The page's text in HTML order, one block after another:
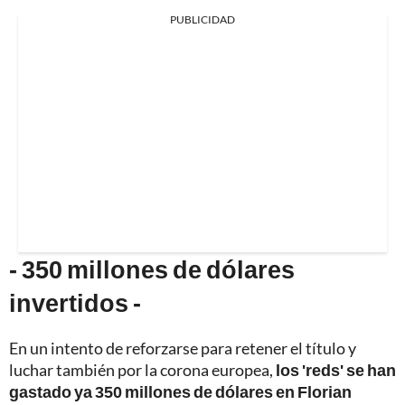
PUBLICIDAD
- 350 millones de dólares
invertidos -
En un intento de reforzarse para retener el título y
luchar también por la corona europea, los 'reds' se han
gastado ya 350 millones de dólares en Florian